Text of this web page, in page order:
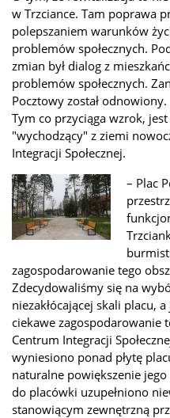
w Trzciance. Tam poprawa
polepszaniem warunków
problemów społecznych.
zmian był dialog z
problemów społecznych.
Pocztowy został
Tym co przyciąga wzrok,
"wychodzący" z ziemi
Integracji Społecznej.
– Plac
zagospodarowanie tego
Zdecydowaliśmy się na
niezakłócającej skali placu,
ciekawe zagospodarowanie
Centrum Integracji
wyniesiono ponad płytę
naturalne powiększenie
do placówki uzupełniono
stanowiącym zewnętrzną